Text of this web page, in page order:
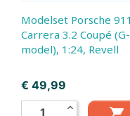
Modelset Porsche 911
Carrera 3.2 Coupé (G-
model), 1:24, Revell
Prijs
€ 49,99
expand_less